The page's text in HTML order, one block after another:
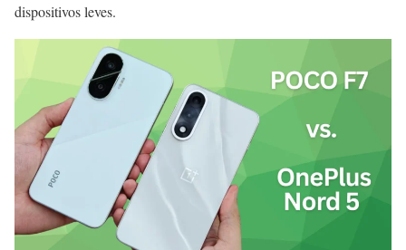
dispositivos leves.